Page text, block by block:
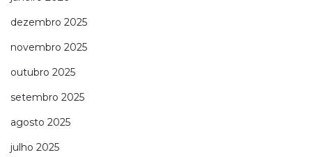
dezembro 2025
novembro 2025
outubro 2025
setembro 2025
agosto 2025
julho 2025